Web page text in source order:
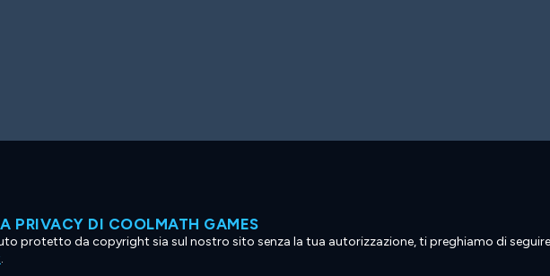
PRIVACY DI COOLMATH GAMES
protetto da copyright sia sul nostro sito senza la tua autorizzazione, ti preghiamo di
.